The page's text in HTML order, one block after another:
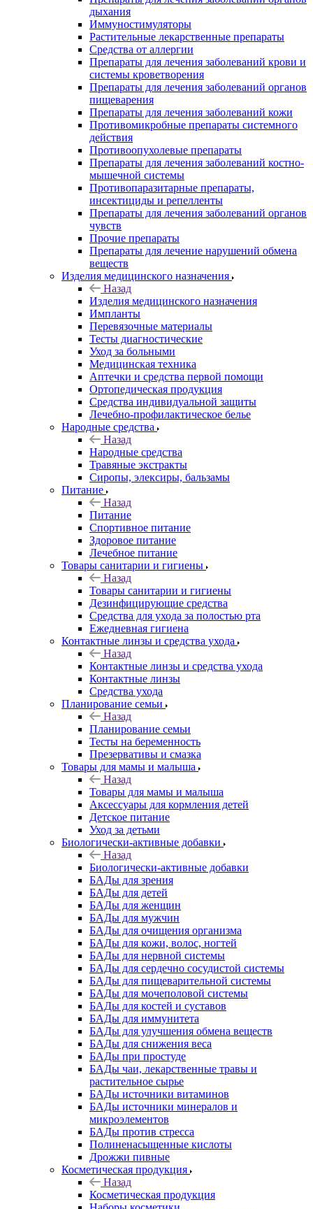
дыхания
Иммуностимуляторы
Растительные лекарственные препараты
Средства от аллергии
Препараты для лечения заболеваний крови и
системы кроветворения
Препараты для лечения заболеваний органов
пищеварения
Препараты для лечения заболеваний кожи
Противомикробные препараты системного
действия
Противоопухолевые препараты
Препараты для лечения заболеваний костно-
мышечной системы
Противопаразитарные препараты,
инсектициды и репелленты
Препараты для лечения заболеваний органов
чувств
Прочие препараты
Препараты для лечение нарушений обмена
веществ
Изделия медицинского назначения
Назад
Изделия медицинского назначения
Импланты
Перевязочные материалы
Тесты диагностические
Уход за больными
Медицинская техника
Аптечки и средства первой помощи
Ортопедическая продукция
Средства индивидуальной защиты
Лечебно-профилактическое белье
Народные средства
Назад
Народные средства
Травяные экстракты
Сиропы, элексиры, бальзамы
Питание
Назад
Питание
Спортивное питание
Здоровое питание
Лечебное питание
Товары санитарии и гигиены
Назад
Товары санитарии и гигиены
Дезинфицирующие средства
Средства для ухода за полостью рта
Ежедневная гигиена
Контактные линзы и средства ухода
Назад
Контактные линзы и средства ухода
Контактные линзы
Средства ухода
Планирование семьи
Назад
Планирование семьи
Тесты на беременность
Презервативы и смазка
Товары для мамы и малыша
Назад
Товары для мамы и малыша
Аксессуары для кормления детей
Детское питание
Уход за детьми
Биологически-активные добавки
Назад
Биологически-активные добавки
БАДы для зрения
БАДы для детей
БАДы для женщин
БАДы для мужчин
БАДы для очищения организма
БАДы для кожи, волос, ногтей
БАДы для нервной системы
БАДы для сердечно сосудистой системы
БАДы для пищеварительной системы
БАДы для мочеполовой системы
БАДы для костей и суставов
БАДы для иммунитета
БАДы для улучшения обмена веществ
БАДы для снижения веса
БАДы при простуде
БАДы чаи, лекарственные травы и
растительное сырье
БАДы источники витаминов
БАДы источники минералов и
микроэлементов
БАДы против стресса
Полиненасыщенные кислоты
Дрожжи пивные
Косметическая продукция
Назад
Косметическая продукция